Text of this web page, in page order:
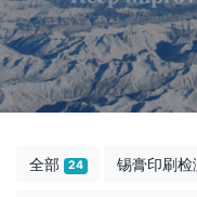
全部 24 锡膏印刷检